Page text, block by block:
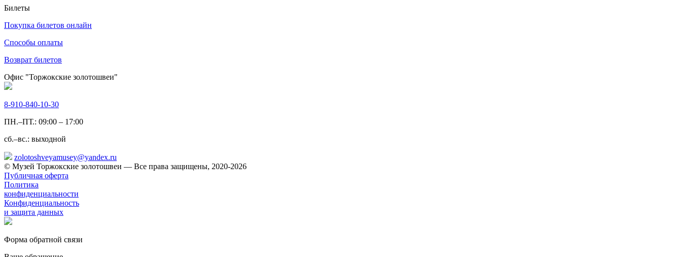
Билеты
Покупка билетов онлайн
Способы оплаты
Возврат билетов
Офис "Торжокские золотошвеи"
8-910-840-10-30
ПН.–ПТ.: 09:00 – 17:00
сб.–вс.: выходной
zolotoshveyamusey@yandex.ru
© Музей Торжокские золотошвеи — Все права защищены, 2020-2026
Публичная оферта
Политика
конфиденциальности
Конфиденциальность
и защита данных
Форма обратной связи